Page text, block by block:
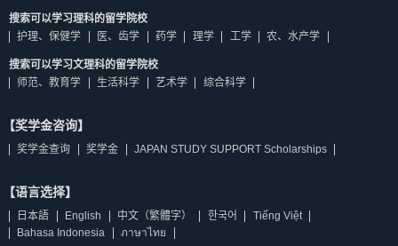
搜索可以学习理科的留学院校
护理、保健学
医、齿学 药学 理学 工学 农、水产学
搜索可以学习文理科的留学院校
师范、教育学
生活科学 艺术学 综合科学
【奖学金咨询】
奖学金查询 奖学金 JAPAN STUDY SUPPORT Scholarships
【语言选择】
日本語 English 中文（繁體字） 한국어
Tiếng Việt
Bahasa Indonesia
ภาษาไทย